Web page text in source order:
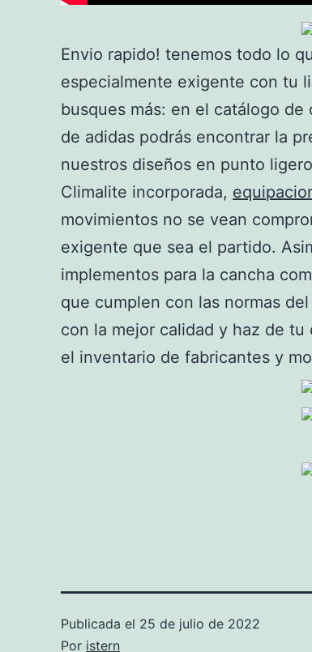
Envio rapido! tenemos todo lo
especialmente exigente con tu
busques más: en el catálogo
de adidas podrás encontrar la
nuestros diseños en punto
Climalite incorporada,
movimientos no se vean
exigente que sea el partido.
implementos para la cancha
que cumplen con las normas
con la mejor calidad y haz de
el inventario de fabricantes y
Publicada el 25 de julio de 2022
Por istern